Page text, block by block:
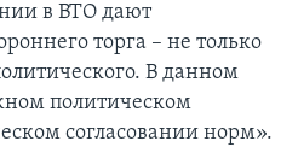
в ВТО дают
торга – не только
В данном
политическом
согласовании норм».